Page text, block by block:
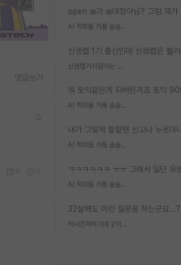
AI 학회들 거품 슬슬 지적이 나오네요
신생랩가지말라는 이유가 있었구나
AI 학회들 거품 슬슬 지적이 나오네요
내가 그렇게 말할땐 신고나 누르더니
AI 학회들 거품 슬슬 지적이 나오네요
AI 학회들 거품 슬슬 지적이 나오네요
32살에도 이런 질문을 하는군요...?
박사진학하기에 2억은 괜찮은 (?) 정도의 경제력인가요
댓글쓰기